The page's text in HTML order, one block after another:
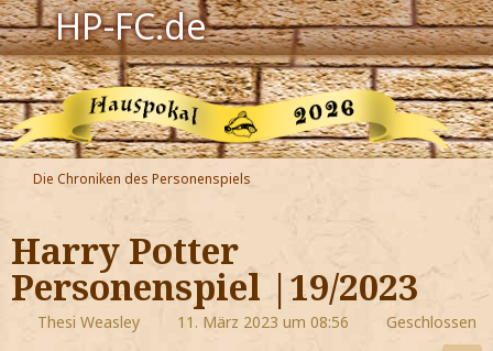
HP-FC.de
Navigation
Harry Potter
Der HP-FC
Hogwarts
Zauberwelt
Willkommen
Die Chroniken des Personenspiels
Harry Potter
Personenspiel |19/2023
Thesi Weasley 11. März 2023 um 08:56 Geschlossen